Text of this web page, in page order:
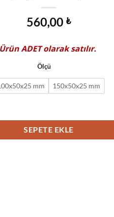
560,00 ₺
ÜrünADETolarak satılır.
Ölçü
mm 150x50x25 mm
SEPETE EKLE